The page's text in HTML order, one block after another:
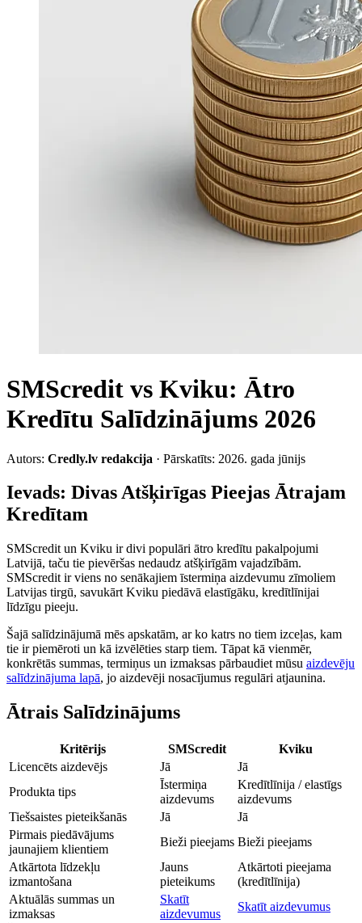
SMScredit vs Kviku: Ātro
Kredītu Salīdzinājums 2026
Autors: Credly.lv redakcija · Pārskatīts: 2026. gada jūnijs
Ievads: Divas Atšķirīgas Pieejas Ātrajam
Kredītam
SMScredit un Kviku ir divi populāri ātro kredītu pakalpojumi
Latvijā, taču tie pievēršas nedaudz atšķirīgām vajadzībām.
SMScredit ir viens no senākajiem īstermiņa aizdevumu zīmoliem
Latvijas tirgū, savukārt Kviku piedāvā elastīgāku, kredītlīnijai
līdzīgu pieeju.
Šajā salīdzinājumā mēs apskatām, ar ko katrs no tiem izceļas, kam
tie ir piemēroti un kā izvēlēties starp tiem. Tāpat kā vienmēr,
konkrētās summas, termiņus un izmaksas pārbaudiet mūsu aizdevēju
salīdzinājuma lapā, jo aizdevēji nosacījumus regulāri atjaunina.
Ātrais Salīdzinājums
Kritērijs SMScredit
Kviku
Licencēts aizdevējs
Jā
Jā
Produkta tips
Īstermiņa
aizdevums
Kredītlīnija / elastīgs
aizdevums
Tiešsaistes pieteikšanās
Jā
Jā
Pirmais piedāvājums
jaunajiem klientiem
Bieži pieejams Bieži pieejams
Atkārtota līdzekļu
izmantošana
Jauns
pieteikums
Atkārtoti pieejama
(kredītlīnija)
Aktuālās summas un
izmaksas
Skatīt
aizdevumus
Skatīt aizdevumus